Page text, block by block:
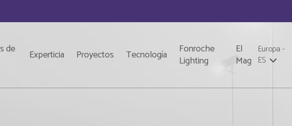
de
Experticia Proyectos Tecnología
Fonroche
Lighting
El
Mag
Europa-
ES